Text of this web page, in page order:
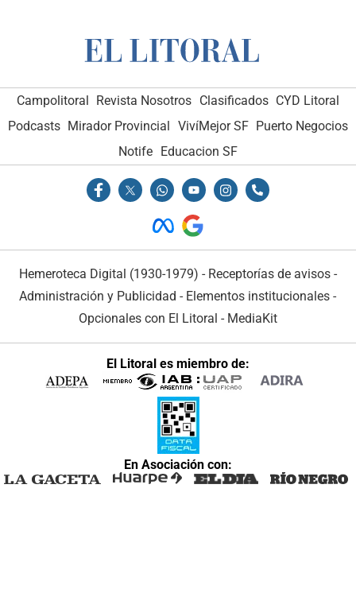
Campolitoral Revista Nosotros Clasificados CYD Litoral
Podcasts Mirador Provincial VivíMejor SF Puerto Negocios
Notife Educacion SF
Hemeroteca Digital (1930-1979) - Receptorías de avisos -
Administración y Publicidad - Elementos institucionales -
Opcionales con El Litoral - MediaKit
El Litoral es miembro de:
En Asociación con: